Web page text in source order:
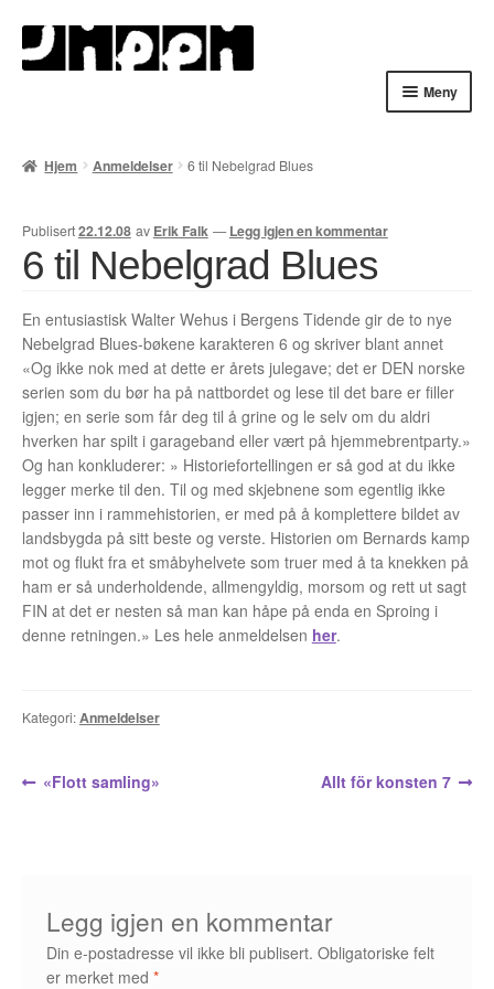
Hopp
til
Hopp
til
Meny
Handlekurv
Min konto
Nyheter
Nyhetsarkiv
Opprørets bobler
Nyhetsbrev
Om Jippi
Annette Saugestad Helland
Arne W. Isachsen
Hjem Anmeldelser 6 til Nebelgrad Blues
Publisert22.12.08 av Erik Falk —Legg igjen en kommentar
6 til Nebelgrad Blues
En entusiastisk Walter Wehus i Bergens Tidende gir de to nye
Nebelgrad Blues-bøkene karakteren 6 og skriver blant annet
«Og ikke nok med at dette er årets julegave; det er DEN norske
serien som du bør ha på nattbordet og lese til det bare er filler
igjen; en serie som får deg til å grine og le selv om du aldri
hverken har spilt i garageband eller vært på hjemmebrentparty.»
Og han konkluderer: » Historiefortellingen er så god at du ikke
legger merke til den. Til og med skjebnene som egentlig ikke
passer inn i rammehistorien, er med på å komplettere bildet av
landsbygda på sitt beste og verste. Historien om Bernards kamp
mot og flukt fra et småbyhelvete som truer med å ta knekken på
ham er så underholdende, allmengyldig, morsom og rett ut sagt
FIN at det er nesten så man kan håpe på enda en Sproing i
denne retningen.» Les hele anmeldelsen her.
Kategori:Anmeldelser
Innleggsnavigasjon
Forrige
«Flott samling»
Neste
Allt för konsten 7
Legg igjen en kommentar
Din e-postadresse vil ikke bli publisert. Obligatoriske felt
er merket med*